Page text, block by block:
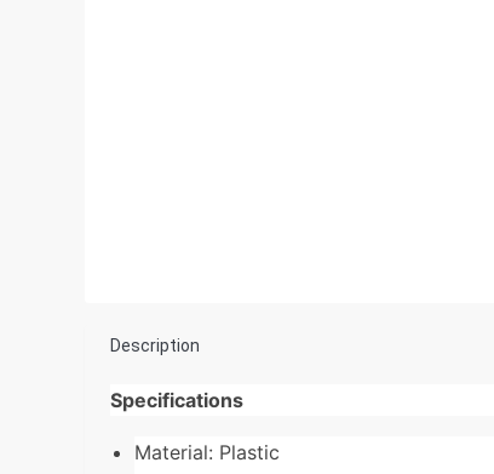
Description
Specifications
Material: Plastic